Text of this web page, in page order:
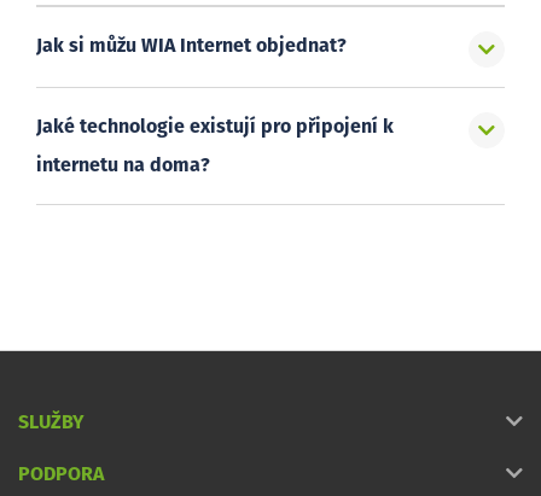
Jak si můžu WIA Internet objednat?
Jaké technologie existují pro připojení k
internetu na doma?
SLUŽBY
PODPORA